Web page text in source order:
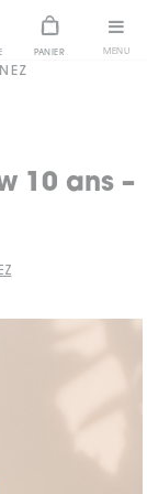
MENU
PANIER
10 ans –